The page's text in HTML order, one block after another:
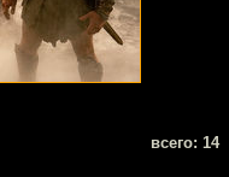
всего: 14